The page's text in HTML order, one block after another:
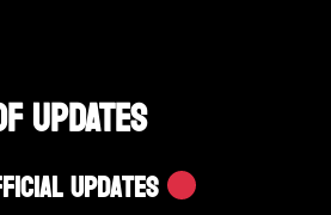
UPDATES
Live Official Updates